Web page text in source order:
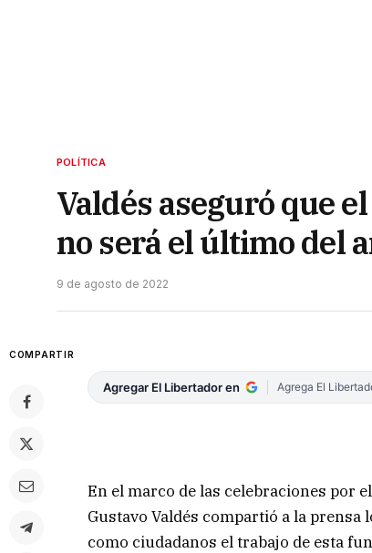
POLÍTICA
Valdés aseguró que
no será el último del
9 de agosto de 2022
COMPARTIR
Agregar El Libertador en Agrega El
En el marco de las celebraciones por
Gustavo Valdés compartió a la
como ciudadanos el trabajo de esta